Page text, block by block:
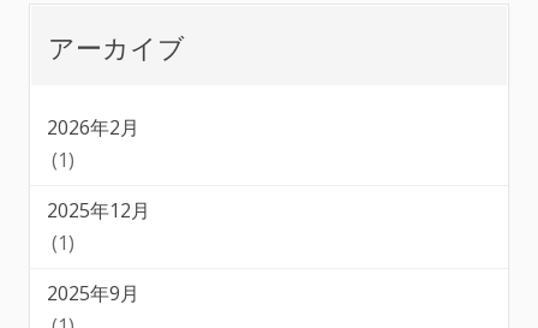
アーカイブ
2026年2月
(1)
2025年12月
(1)
2025年9月